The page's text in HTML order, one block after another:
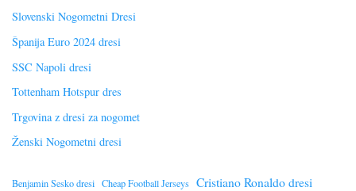
Slovenski Nogometni Dresi
Španija Euro 2024 dresi
SSC Napoli dresi
Tottenham Hotspur dres
Trgovina z dresi za nogomet
Ženski Nogometni dresi
Benjamin Sesko dresi Cheap Football Jerseys Cristiano Ronaldo dresi